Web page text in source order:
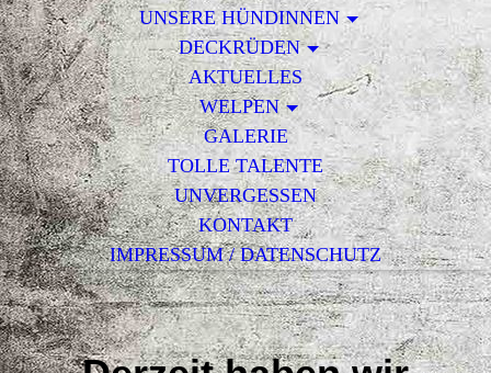
UNSERE HÜNDINNEN
DECKRÜDEN
AKTUELLES
WELPEN
GALERIE
TOLLE TALENTE
UNVERGESSEN
KONTAKT
IMPRESSUM / DATENSCHUTZ